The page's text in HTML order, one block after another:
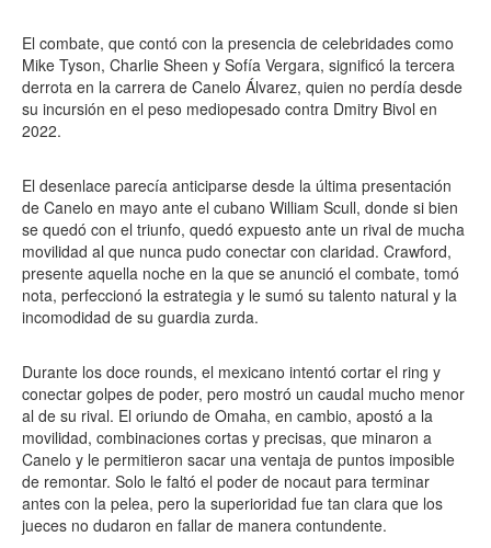
El combate, que contó con la presencia de celebridades como
Mike Tyson, Charlie Sheen y Sofía Vergara, significó la tercera
derrota en la carrera de Canelo Álvarez, quien no perdía desde
su incursión en el peso mediopesado contra Dmitry Bivol en
2022.
El desenlace parecía anticiparse desde la última presentación
de Canelo en mayo ante el cubano William Scull, donde si bien
se quedó con el triunfo, quedó expuesto ante un rival de mucha
movilidad al que nunca pudo conectar con claridad. Crawford,
presente aquella noche en la que se anunció el combate, tomó
nota, perfeccionó la estrategia y le sumó su talento natural y la
incomodidad de su guardia zurda.
Durante los doce rounds, el mexicano intentó cortar el ring y
conectar golpes de poder, pero mostró un caudal mucho menor
al de su rival. El oriundo de Omaha, en cambio, apostó a la
movilidad, combinaciones cortas y precisas, que minaron a
Canelo y le permitieron sacar una ventaja de puntos imposible
de remontar. Solo le faltó el poder de nocaut para terminar
antes con la pelea, pero la superioridad fue tan clara que los
jueces no dudaron en fallar de manera contundente.